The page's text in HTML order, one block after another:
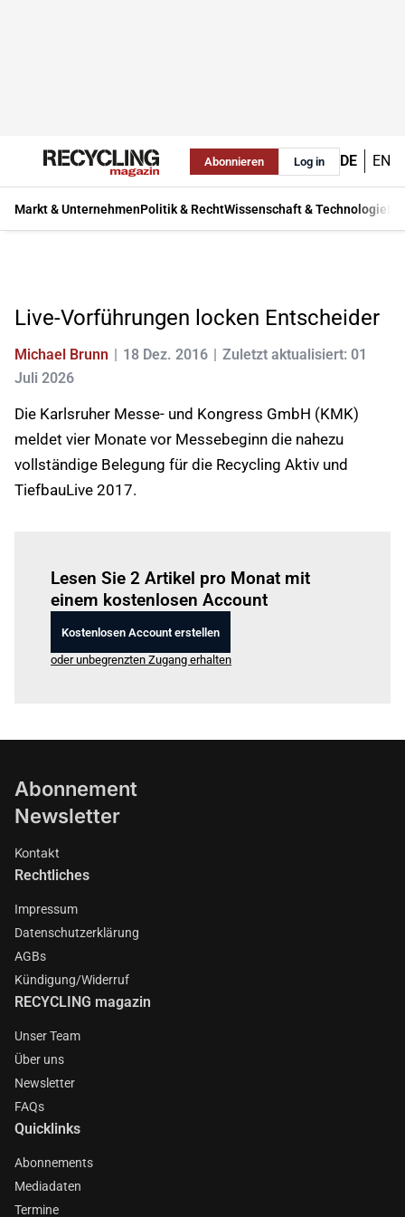
Abonnieren Log in DE EN
Markt & UnternehmenPolitik & RechtWissenschaft & Technologie
Live-Vorführungen locken Entscheider
Michael Brunn 18 Dez. 2016
Zuletzt aktualisiert: 01
Juli 2026
Die Karlsruher Messe- und Kongress GmbH (KMK)
meldet vier Monate vor Messebeginn die nahezu
vollständige Belegung für die Recycling Aktiv und
TiefbauLive 2017.
Lesen Sie 2 Artikel pro Monat mit
einem kostenlosen Account
Kostenlosen Account erstellen
oder unbegrenzten Zugang erhalten
Abonnement
Newsletter
Kontakt
Rechtliches
Impressum
Datenschutzerklärung
AGBs
Kündigung/Widerruf
RECYCLING magazin
Unser Team
Über uns
Newsletter
FAQs
Quicklinks
Abonnements
Mediadaten
Termine